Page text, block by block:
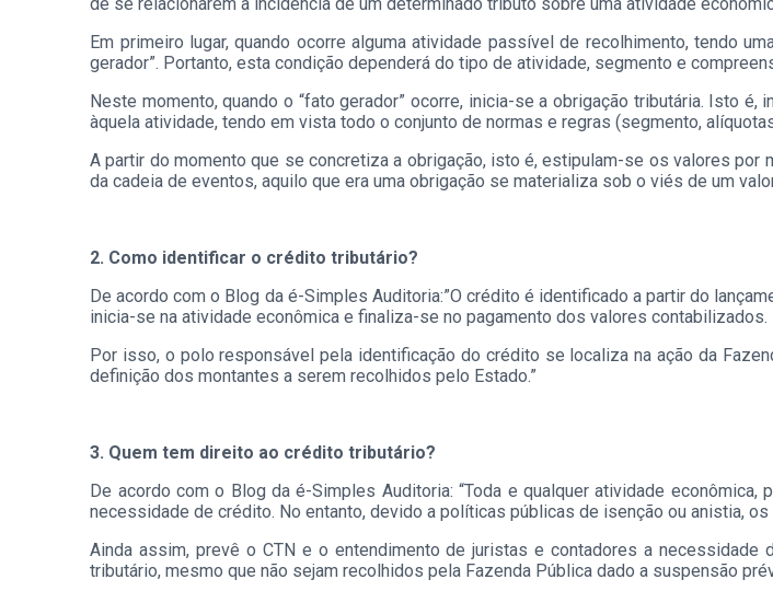
Em primeiro lugar, quando ocorre alguma atividade passível de recolhimento, tendo
gerador”. Portanto, esta condição dependerá do tipo de atividade, segmento e
Neste momento, quando o “fato gerador” ocorre, inicia-se a obrigação tributária. Isto
àquela atividade, tendo em vista todo o conjunto de normas e regras (segmento,
A partir do momento que se concretiza a obrigação, isto é, estipulam-se os valores
da cadeia de eventos, aquilo que era uma obrigação se materializa sob o viés de um
2. Como identificar o crédito tributário?
De acordo com o Blog da é-Simples Auditoria:”O crédito é identificado a partir do
inicia-se na atividade econômica e finaliza-se no pagamento dos valores contabilizados.
Por isso, o polo responsável pela identificação do crédito se localiza na ação da
definição dos montantes a serem recolhidos pelo Estado.”
3. Quem tem direito ao crédito tributário?
De acordo com o Blog da é-Simples Auditoria: “Toda e qualquer atividade
necessidade de crédito. No entanto, devido a políticas públicas de isenção ou anistia,
Ainda assim, prevê o CTN e o entendimento de juristas e contadores a
tributário, mesmo que não sejam recolhidos pela Fazenda Pública dado a suspensão